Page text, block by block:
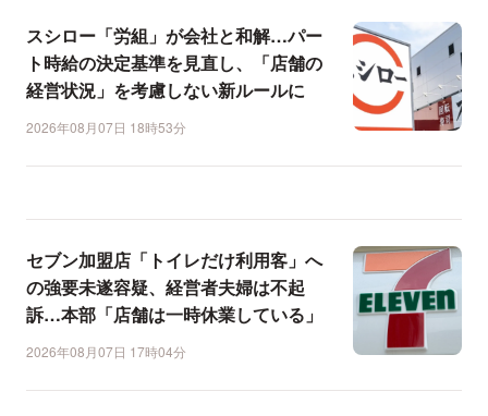
スシロー「労組」が会社と和解…パー
ト時給の決定基準を見直し、「店舗の
経営状況」を考慮しない新ルールに
2026年08月07日 18時53分
セブン加盟店「トイレだけ利用客」へ
の強要未遂容疑、経営者夫婦は不起
訴…本部「店舗は一時休業している」
2026年08月07日 17時04分